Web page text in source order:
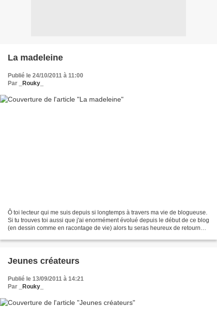
La madeleine
Publié le 24/10/2011 à 11:00
Par
_Rouky_
Ô toi lecteur qui me suis depuis si longtemps à travers ma vie de blogueuse.
Si tu trouves toi aussi que j'ai enormément évolué depuis le début de ce blog
(en dessin comme en racontage de vie) alors tu seras heureux de retourner
Jeunes créateurs
Publié le 13/09/2011 à 14:21
Par
_Rouky_